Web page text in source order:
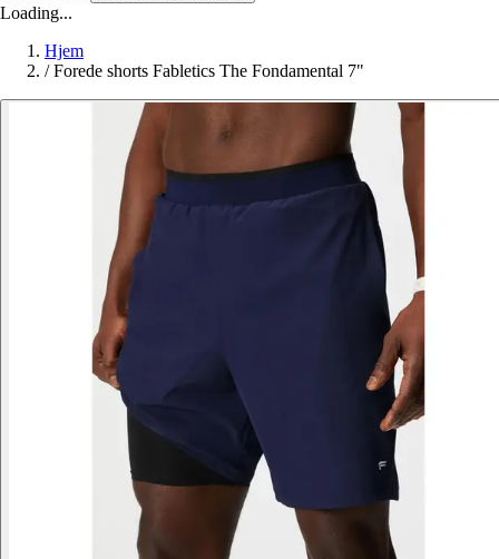
Loading...
Hjem
/ Forede shorts Fabletics The Fondamental 7"